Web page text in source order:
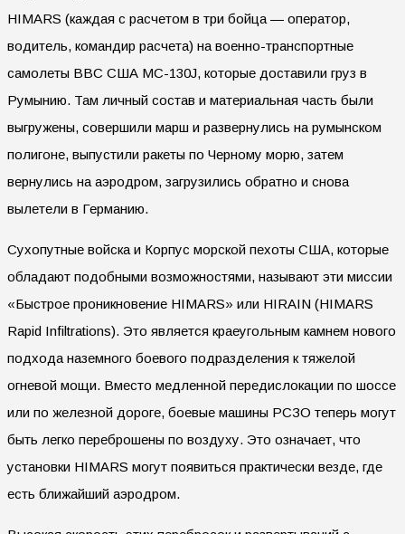
HIMARS (каждая с расчетом в три бойца — оператор,
водитель, командир расчета) на военно-транспортные
самолеты ВВС США MC-130J, которые доставили груз в
Румынию. Там личный состав и материальная часть были
выгружены, совершили марш и развернулись на румынском
полигоне, выпустили ракеты по Черному морю, затем
вернулись на аэродром, загрузились обратно и снова
вылетели в Германию.
Сухопутные войска и Корпус морской пехоты США, которые
обладают подобными возможностями, называют эти миссии
«Быстрое проникновение HIMARS» или HIRAIN (HIMARS
Rapid Infiltrations). Это является краеугольным камнем нового
подхода наземного боевого подразделения к тяжелой
огневой мощи. Вместо медленной передислокации по шоссе
или по железной дороге, боевые машины РСЗО теперь могут
быть легко переброшены по воздуху. Это означает, что
установки HIMARS могут появиться практически везде, где
есть ближайший аэродром.